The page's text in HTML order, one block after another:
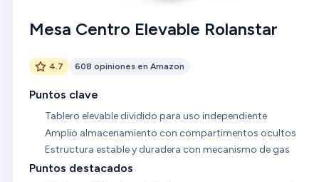
Mesa Centro Elevable Rolanstar
4.7 608 opiniones en Amazon
Puntos clave
Tablero elevable dividido para uso independiente
Amplio almacenamiento con compartimentos ocultos
Estructura estable y duradera con mecanismo de gas
Puntos destacados